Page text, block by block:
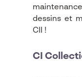
dessins et
CII !
CI